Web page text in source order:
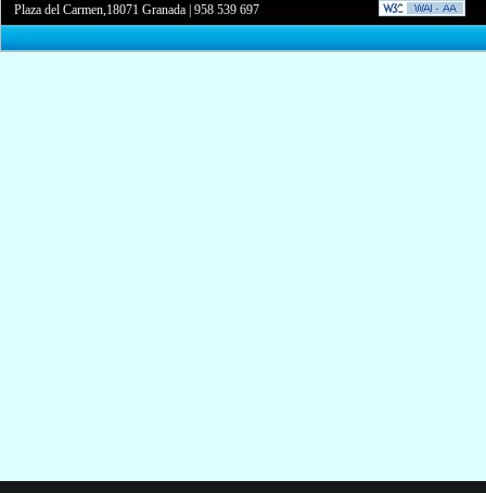
Plaza del Carmen,18071 Granada |958 539 697